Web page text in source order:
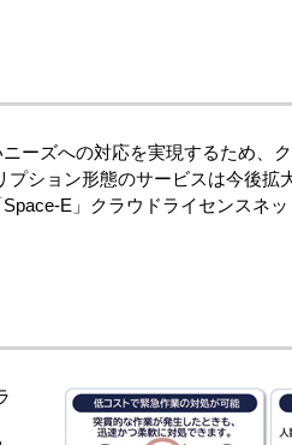
ーズへの対応を実現するため、
ション形態のサービスは今後拡
E」クラウドライセンスネ